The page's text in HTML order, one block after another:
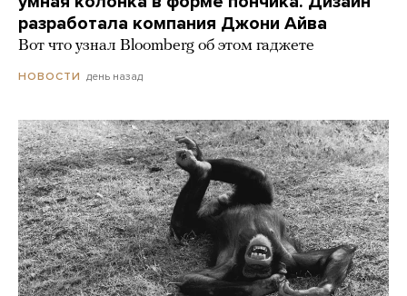
разработала компания Джони Айва
Вот что узнал Bloomberg об этом гаджете
НОВОСТИ день назад